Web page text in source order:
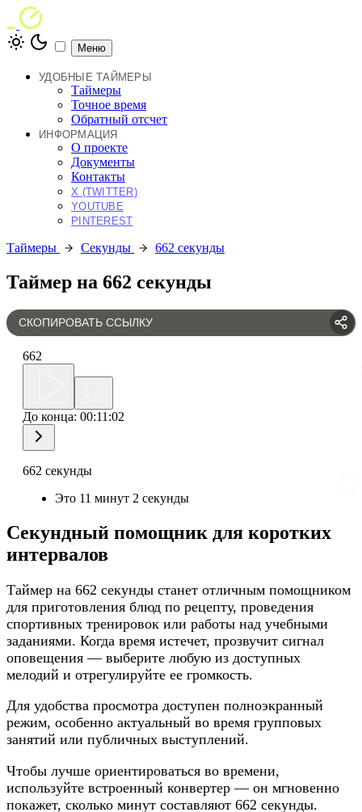
Меню
УДОБНЫЕ ТАЙМЕРЫ
Таймеры
Точное время
Обратный отсчет
ИНФОРМАЦИЯ
О проекте
Документы
Контакты
X (TWITTER)
YOUTUBE
PINTEREST
Таймеры Секунды 662 секунды
Таймер на 662 секунды
СКОПИРОВАТЬ ССЫЛКУ
662
До конца: 00:11:02
662 секунды
Это 11 минут 2 секунды
Секундный помощник для коротких
интервалов
Таймер на 662 секунды станет отличным помощником
для приготовления блюд по рецепту, проведения
спортивных тренировок или работы над учебными
заданиями. Когда время истечет, прозвучит сигнал
оповещения — выберите любую из доступных
мелодий и отрегулируйте ее громкость.
Для удобства просмотра доступен полноэкранный
режим, особенно актуальный во время групповых
занятий или публичных выступлений.
Чтобы лучше ориентироваться во времени,
используйте встроенный конвертер — он мгновенно
покажет, сколько минут составляют 662 секунды.